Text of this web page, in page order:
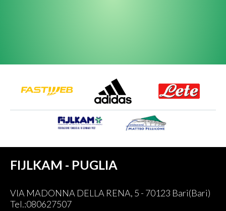
FIJLKAM - PUGLIA
VIA MADONNA DELLA RENA, 5 - 70123 Bari(Bari)
Tel.:080627507